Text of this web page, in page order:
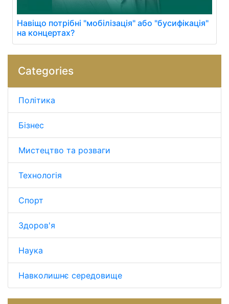
Навіщо потрібні "мобілізація" або "бусифікація"
на концертах?
Categories
Політика
Бізнес
Мистецтво та розваги
Технологія
Спорт
Здоров'я
Наука
Навколишнє середовище